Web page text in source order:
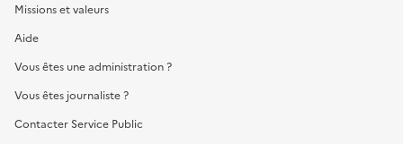
Missions et valeurs
Aide
Vous êtes une administration ?
Vous êtes journaliste ?
Contacter Service Public